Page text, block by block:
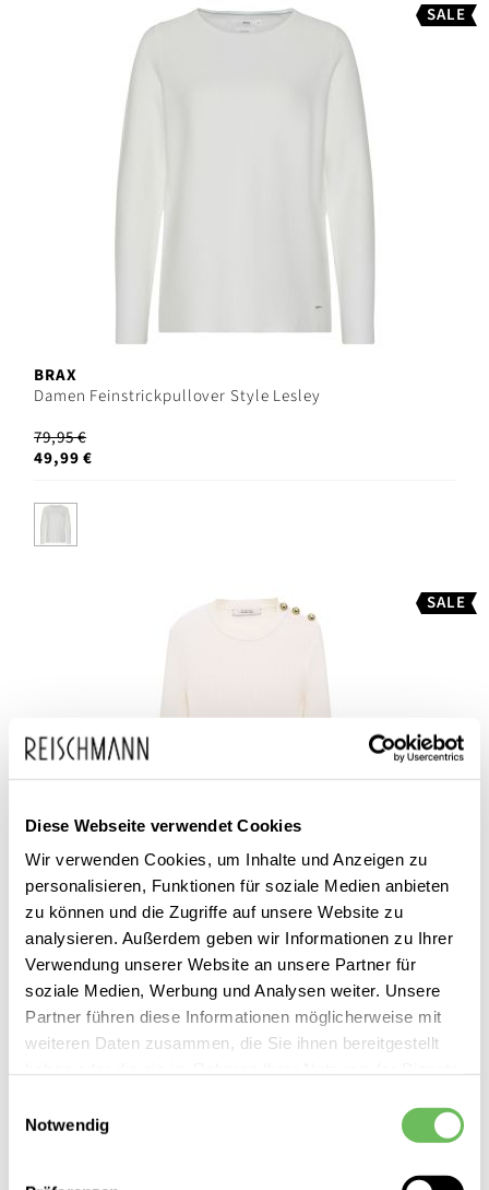
Diese Webseite verwendet Cookies
Wir verwenden Cookies, um Inhalte und Anzeigen zu
personalisieren, Funktionen für soziale Medien anbieten
zu können und die Zugriffe auf unsere Website zu
analysieren. Außerdem geben wir Informationen zu Ihrer
Verwendung unserer Website an unsere Partner für
soziale Medien, Werbung und Analysen weiter. Unsere
Partner führen diese Informationen möglicherweise mit
weiteren Daten zusammen, die Sie ihnen bereitgestellt
Notwendig
SALE
BRAX
Damen Feinstrickpullover Style Lesley
79,95 €
49,99 €
SALE
DOROTHEE SCHUMACHER
Damen Wollpullover Essential Ease
395,00 €
199,99 €